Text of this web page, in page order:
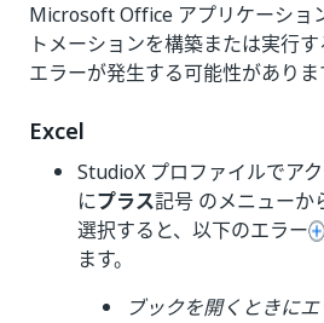
Microsoft Office アプリケーショ
トメーションを構築または実行
エラーが発生する可能性がありま
Excel
StudioX プロファイルでア
にプラス記号 のメニューか
選択すると、以下のエラー
ます。
ブックを開くときに